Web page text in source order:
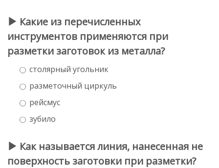
Какие из перечисленных
инструментов применяются при
разметки заготовок из металла?
столярный угольник
разметочный циркуль
рейсмус
зубило
Как называется линия, нанесенная не
поверхность заготовки при разметки?